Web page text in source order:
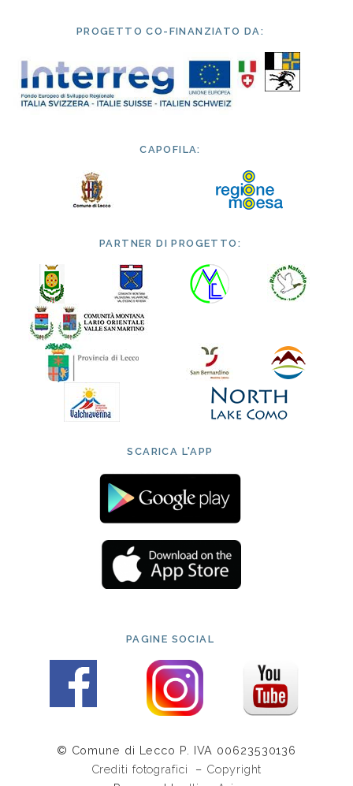
PROGETTO CO-FINANZIATO DA:
CAPOFILA:
PARTNER DI PROGETTO:
SCARICA L'APP
PAGINE SOCIAL
© Comune di Lecco P. IVA 00623530136
Crediti fotografici
– Copyright